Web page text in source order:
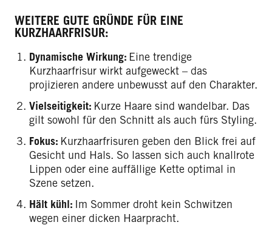
WEITERE GUTE GRÜNDE FÜR EINE
KURZHAARFRISUR:
Dynamische Wirkung: Eine trendige
Kurzhaarfrisur wirkt aufgeweckt – das
projizieren andere unbewusst auf den Charakter.
Vielseitigkeit: Kurze Haare sind wandelbar. Das
gilt sowohl für den Schnitt als auch fürs Styling.
Fokus: Kurzhaarfrisuren geben den Blick frei auf
Gesicht und Hals. So lassen sich auch knallrote
Lippen oder eine auffällige Kette optimal in
Szene setzen.
Hält kühl: Im Sommer droht kein Schwitzen
wegen einer dicken Haarpracht.